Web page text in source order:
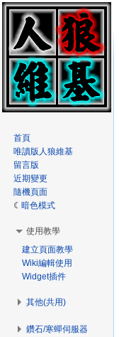
首頁
唯讀版人狼維基
留言版
近期變更
隨機頁面
暗色模式
使用教學
建立頁面教學
Wiki編輯使用
Widget插件
其他(共用)
鑽石/寒蟬伺服器